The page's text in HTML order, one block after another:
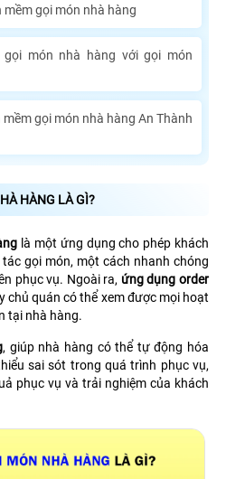
gọi món nhà hàng
gọi món nhà hàng với gọi món
gọi món nhà hàng An Thành
HÀNG LÀ GÌ?
là một ứng dụng cho phép khách
gọi món, một cách nhanh chóng
phục vụ. Ngoài ra, ứng dụng order
chủ quán có thể xem được mọi hoạt
tại nhà hàng.
, giúp nhà hàng có thể tự động hóa
sai sót trong quá trình phục vụ,
phục vụ và trải nghiệm của khách